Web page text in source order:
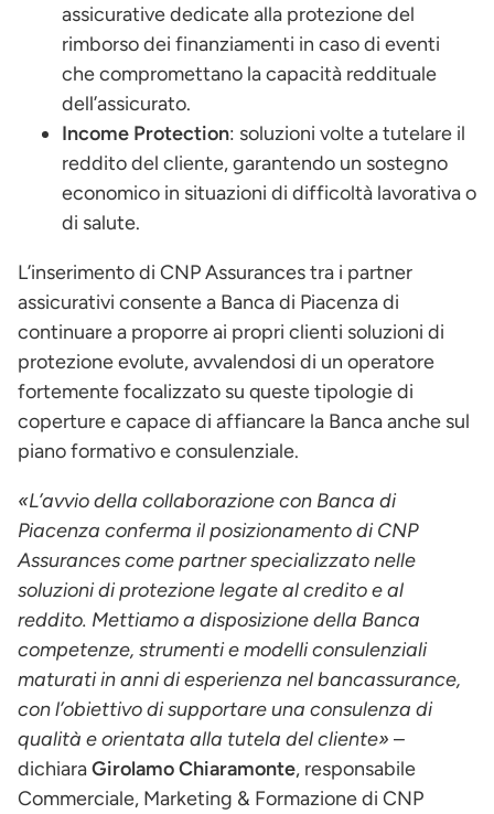
assicurative dedicate alla protezione del
rimborso dei finanziamenti in caso di eventi
che compromettano la capacità reddituale
dell’assicurato.
Income Protection: soluzioni volte a tutelare il
reddito del cliente, garantendo un sostegno
economico in situazioni di difficoltà lavorativa o
di salute.
L’inserimento di CNP Assurances tra i partner
assicurativi consente a Banca di Piacenza di
continuare a proporre ai propri clienti soluzioni di
protezione evolute, avvalendosi di un operatore
fortemente focalizzato su queste tipologie di
coperture e capace di affiancare la Banca anche sul
piano formativo e consulenziale.
«L’avvio della collaborazione con Banca di
Piacenza conferma il posizionamento di CNP
Assurances come partner specializzato nelle
soluzioni di protezione legate al credito e al
reddito. Mettiamo a disposizione della Banca
competenze, strumenti e modelli consulenziali
maturati in anni di esperienza nel bancassurance,
con l’obiettivo di supportare una consulenza di
qualità e orientata alla tutela del cliente» –
dichiaraGirolamo Chiaramonte, responsabile
Commerciale, Marketing & Formazione di CNP